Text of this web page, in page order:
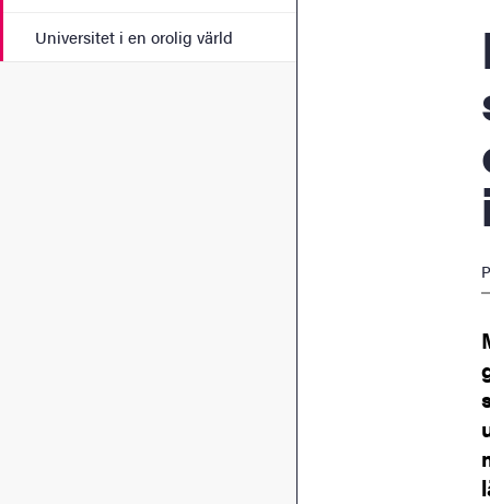
Universitet i en orolig värld